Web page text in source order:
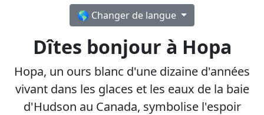
🌎 Changer de langue
Dîtes bonjour à Hopa
Hopa, un ours blanc d'une dizaine d'années
vivant dans les glaces et les eaux de la baie
d'Hudson au Canada, symbolise l'espoir